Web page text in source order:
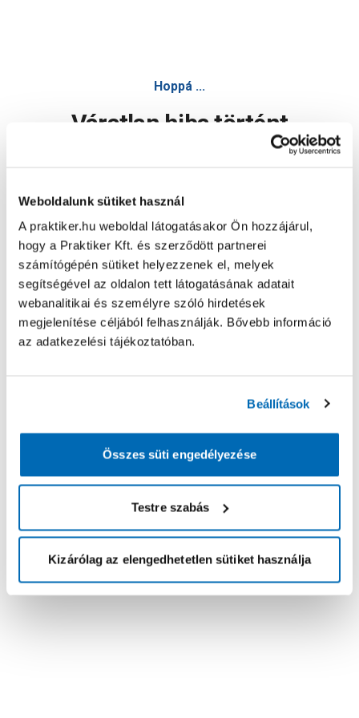
Weboldalunk sütiket használ
A praktiker.hu weboldal látogatásakor Ön hozzájárul,
hogy a Praktiker Kft. és szerződött partnerei
számítógépén sütiket helyezzenek el, melyek
segítségével az oldalon tett látogatásának adatait
webanalitikai és személyre szóló hirdetések
megjelenítése céljából felhasználják. Bővebb információ
az adatkezelési tájékoztatóban.
Beállítások
Összes süti engedélyezése
Testre szabás
Kizárólag az elengedhetetlen sütiket használja
Hoppá ...
Váratlan hiba történt
Oldal újratöltése